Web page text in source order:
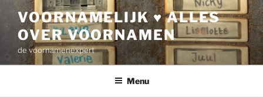
inhoud
VOORNAMELIJK ♥ ALLES
OVER VOORNAMEN
de voornamenexpert
Menu